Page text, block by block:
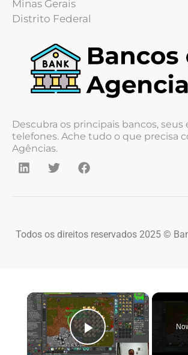
Minas Gerais
Distrito Federal
Descubra os principais bancos, seus
telefones. Ache tudo o que precisa
Agências.
Todos os direitos reservados 2025 ©
×
Play Video